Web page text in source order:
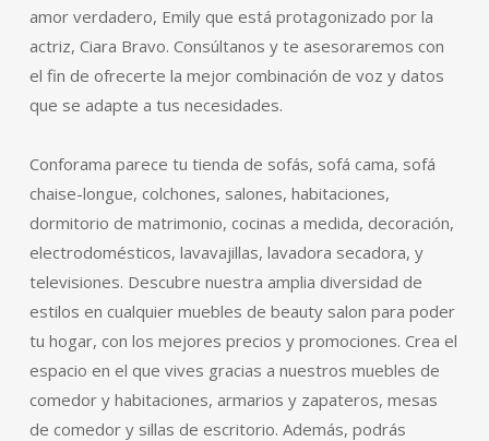
amor verdadero, Emily que está protagonizado por la
actriz, Ciara Bravo. Consúltanos y te asesoraremos con
el fin de ofrecerte la mejor combinación de voz y datos
que se adapte a tus necesidades.
Conforama parece tu tienda de sofás, sofá cama, sofá
chaise-longue, colchones, salones, habitaciones,
dormitorio de matrimonio, cocinas a medida, decoración,
electrodomésticos, lavavajillas, lavadora secadora, y
televisiones. Descubre nuestra amplia diversidad de
estilos en cualquier muebles de beauty salon para poder
tu hogar, con los mejores precios y promociones. Crea el
espacio en el que vives gracias a nuestros muebles de
comedor y habitaciones, armarios y zapateros, mesas
de comedor y sillas de escritorio. Además, podrás